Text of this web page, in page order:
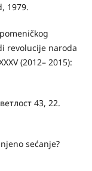
1979.
revolucije naroda
(2012– 2015):
43, 22.
sećanje?